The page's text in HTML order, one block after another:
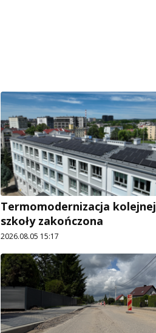
Termomodernizacja kolejnej
szkoły zakończona
2026.08.05 15:17